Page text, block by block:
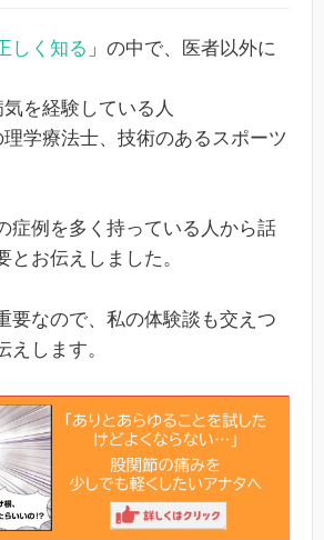
しく知る 」の中で、医者以外に
を経験している人
理学療法士、技術のあるスポーツ
症例を多く持っている人から話
とお伝えしました。
要なので、私の体験談も交えつ
えします。